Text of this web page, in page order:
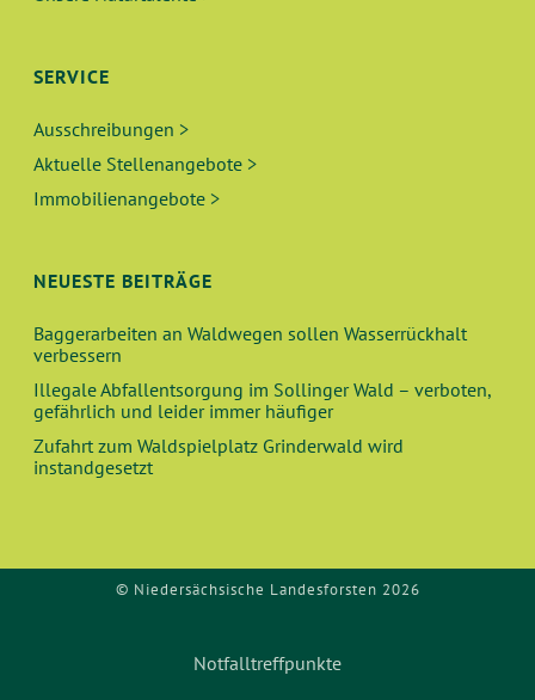
SERVICE
Ausschreibungen >
Aktuelle Stellenangebote >
Immobilienangebote >
NEUESTE BEITRÄGE
Baggerarbeiten an Waldwegen sollen Wasserrückhalt
verbessern
Illegale Abfallentsorgung im Sollinger Wald – verboten,
gefährlich und leider immer häufiger
Zufahrt zum Waldspielplatz Grinderwald wird
instandgesetzt
© Niedersächsische Landesforsten 2026
Notfalltreffpunkte